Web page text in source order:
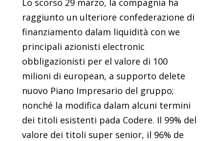
Lo scorso 29 marzo, la compagnia ha
raggiunto un ulteriore confederazione di
finanziamento dalam liquidità con we
principali azionisti electronic
obbligazionisti per el valore di 100
milioni di european, a supporto delete
nuovo Piano Impresario del gruppo;
nonché la modifica dalam alcuni termini
dei titoli esistenti pada Codere. Il 99% del
valore dei titoli super senior, il 96% de